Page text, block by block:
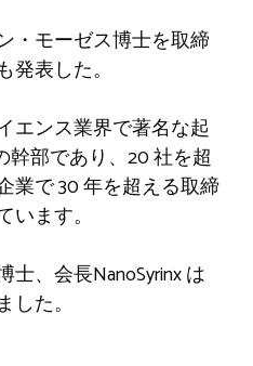
・モーゼス博士を取締
表した。
エンス業界で著名な起
幹部であり、20 社を超
業で 30 年を超える取締
ます。
士、会長NanoSyrinx は
た。